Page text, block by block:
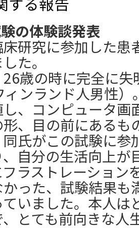
の体験談発表
研究に参加した患
た。
歳の時に完全に
ィンランド人男性
、コンピュータ画
、目の前にあるも
同氏がこの試験に
自分の生活向上が
ラストレーション
った、試験結果も
いました。本人は
とても前向きな人